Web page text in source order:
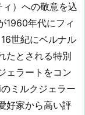
）への敬意を込
1960年代にフィ
世紀にベルナル
たとされる特別
ェラートをコン
ミルクジェラー
好家から高い評